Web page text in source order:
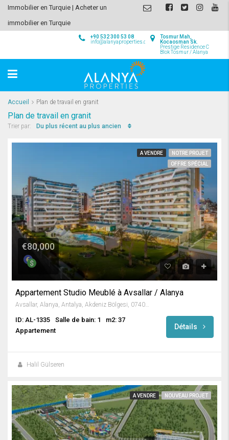
Immobilier en Turquie | Acheter un
immobilier en Turquie
Tosmur Mah,
Kocaosman Sk.
Prestige Residence C
Blok Tosmur / Alanya
+90 532 300 53 08
info@alanyaproperties.com
Accueil Plan de travail en granit
Plan de travail en granit
Trier par: Du plus récent au plus ancien
A VENDRE
NOTRE PROJET
OFFRE SPÉCIAL
€80,000
Appartement Studio Meublé à Avsallar / Alanya
Avsallar, Alanya, Antalya, Akdeniz Bölgesi, 07407, Türkiye
ID: AL-1335 Salle de bain: 1
m2: 37
Appartement
Détails
Halil Gülseren
A VENDRE NOUVEAU PROJET